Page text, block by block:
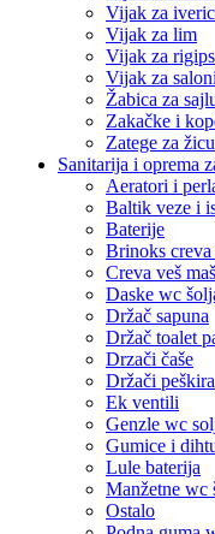
Vijak za
Vijak za lim
Vijak za rigips
Vijak za
Žabica za
Zakačke i
Zatege za žicu
Sanitarija i oprema
Aeratori i
Baltik veze i
Baterije
Brinoks
Creva veš
Daske wc
Držač sapuna
Držač toalet
Drzači čaše
Držači peškira
Ek ventili
Genzle wc
Gumice i
Lule baterija
Manžetne wc
Ostalo